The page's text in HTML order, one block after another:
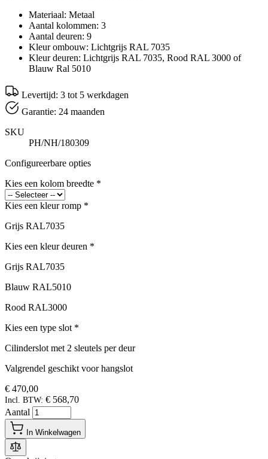
Materiaal: Metaal
Aantal kolommen: 3
Aantal deuren: 9
Kleur ombouw: Lichtgrijs RAL 7035
Kleur deuren: Lichtgrijs RAL 7035, Rood RAL 3000 of
Blauw Ral 5010
Levertijd: 3 tot 5 werkdagen
Garantie: 24 maanden
SKU
PH/NH/180309
Configureerbare opties
Kies een kolom breedte *
Kies een kleur romp *
Grijs RAL7035
Kies een kleur deuren *
Grijs RAL7035
Blauw RAL5010
Rood RAL3000
Kies een type slot *
Cilinderslot met 2 sleutels per deur
Valgrendel geschikt voor hangslot
€ 470,00
Incl. BTW: € 568,70
Aantal
In Winkelwagen